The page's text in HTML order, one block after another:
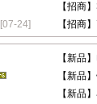
【招商】
[07-24] 【招商】
【新品】
【新品】
【新品】